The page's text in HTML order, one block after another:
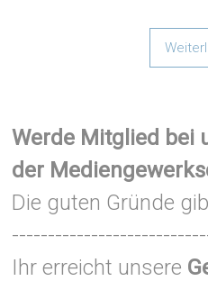
Werde Mitglied bei
der
Die guten Gründe
Ihr erreicht unsere